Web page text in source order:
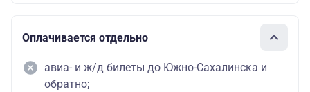
Оплачивается отдельно
авиа- и ж/д билеты до Южно-Сахалинска и
обратно;